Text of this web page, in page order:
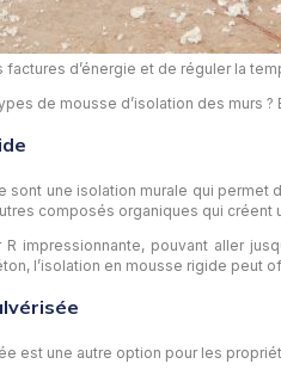
d’énergie et de réguler la
de mousse d’isolation des murs
sont une isolation murale qui
composés organiques qui
impressionnante, pouvant aller
l’isolation en mousse rigide peut
est une autre option pour les